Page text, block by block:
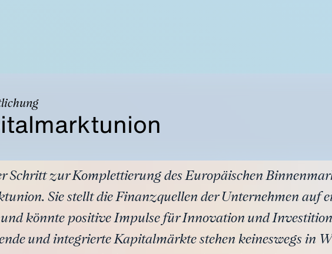
Schritt zur Komplettierung des Europäischen
Sie stellt die Finanzquellen der Unternehmen auf
könnte positive Impulse für Innovation und
und integrierte Kapitalmärkte stehen keineswegs in